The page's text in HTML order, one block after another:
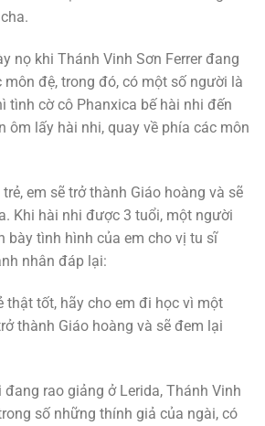
nọ khi Thánh Vinh Sơn Ferrer đang
đệ, trong đó, có một số người là
tình cờ cô Phanxica bế hài nhi đến
ôm lấy hài nhi, quay về phía các môn
em sẽ trở thành Giáo hoàng và sẽ
Khi hài nhi được 3 tuổi, một người
bày tình hình của em cho vị tu sĩ
nhân đáp lại:
thật tốt, hãy cho em đi học vì một
thành Giáo hoàng và sẽ đem lại
rao giảng ở Lerida, Thánh Vinh
số những thính giả của ngài, có